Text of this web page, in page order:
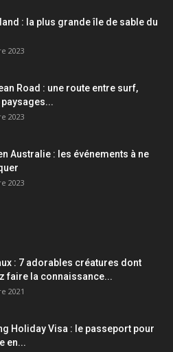
: la plus grande île de sable du
2023
Road : une route entre surf,
2023
Australie : les événements à ne
2023
: 7 adorables créatures dont
faire la connaissance...
2021
Holiday Visa : le passeport pour
en...